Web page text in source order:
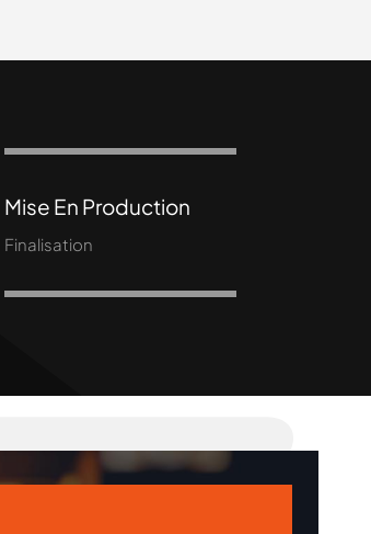
Mise En Production
Finalisation